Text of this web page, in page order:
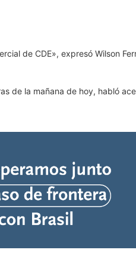
de la mañana de hoy, habló